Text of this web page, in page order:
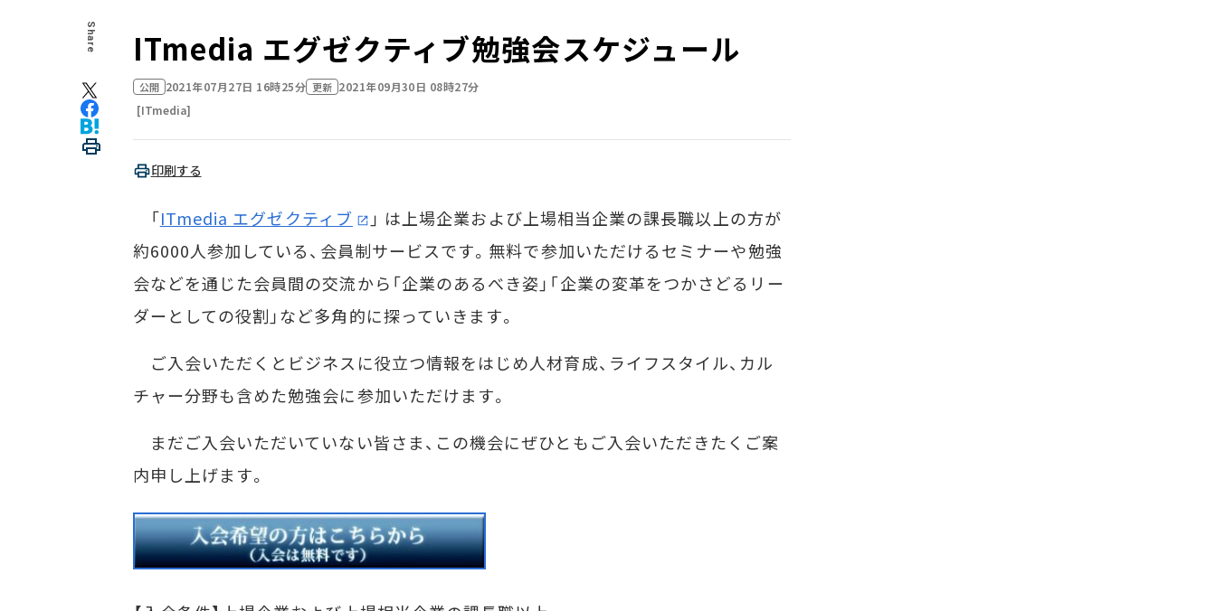
Share ITmedia エグゼクティブ勉強会スケジュール
公開 2021年07月27日 16時25分 更新 2021年09月30日 08時27分
[ITmedia]
印刷する
「ITmedia エグゼクティブ
」 は上場企業および上場相当企業の課長職以上の方が
約6000人参加している、会員制サービスです。無料で参加いただけるセミナーや勉強
会などを通じた会員間の交流から「企業のあるべき姿」「企業の変革をつかさどるリー
ダーとしての役割」など多角的に探っていきます。
ご入会いただくとビジネスに役立つ情報をはじめ人材育成、ライフスタイル、カル
チャー分野も含めた勉強会に参加いただけます。
まだご入会いただいていない皆さま、この機会にぜひともご入会いただきたくご案
内申し上げます。